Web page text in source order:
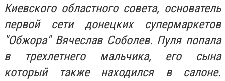
Киевского областного совета, основатель
первой сети донецких супермаркетов
"Обжора" Вячеслав Соболев. Пуля попала
в трехлетнего мальчика, его сына
который также находился в салоне.